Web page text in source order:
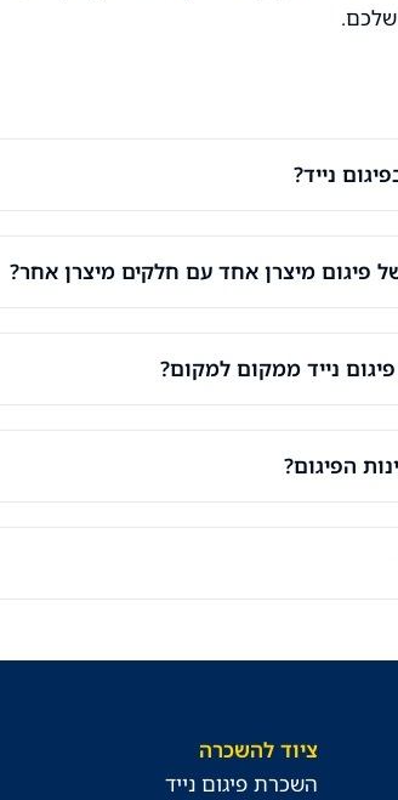
שלכם.
נייד?
מיצרן אחד עם חלקים מיצרן אחר?
נייד ממקום למקום?
הפיגום?
ציוד להשכרה
השכרת פיגום נייד